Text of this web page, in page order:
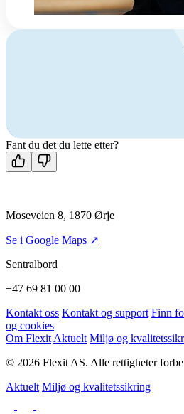
Har du spørsmål om
Kontakt oss
Fant du det du lette etter?
Moseveien 8, 1870 Ørje
Se i Google Maps ↗
Sentralbord
+47 69 81 00 00
Kontakt oss Kontakt og support Finn
og cookies
Om Flexit Aktuelt Miljø og
© 2026 Flexit AS. Alle rettigheter
Aktuelt Miljø og kvalitetssikring